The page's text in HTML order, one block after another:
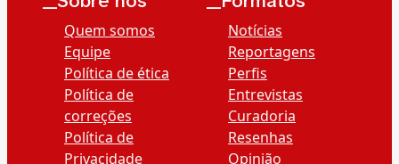
Quem somos
Equipe
Política de ética
Política de
correções
Política de
Privacidade
Notícias
Reportagens
Perfis
Entrevistas
Curadoria
Resenhas
Opinião